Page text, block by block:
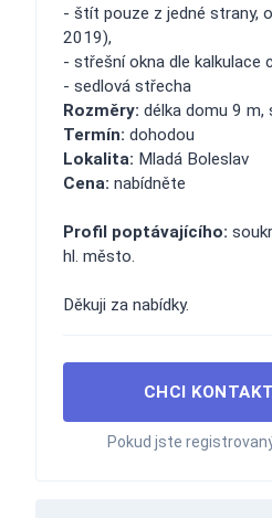
- štít pouze z jedné strany,
2019),
- střešní okna dle kalkulace
- sedlová střecha
Rozměry: délka domu 9
Termín: dohodou
Lokalita: Mladá Boleslav
Cena: nabídněte
Profil poptávajícího:
hl. město.
Děkuji za nabídky.
CHCI
Pokud jste